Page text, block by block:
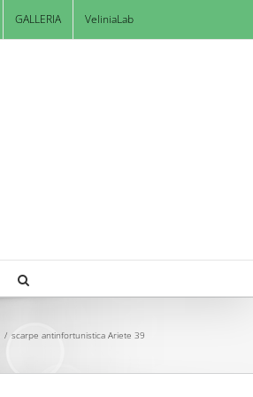
GALLERIA VeliniaLab
/ scarpe antinfortunistica Ariete 39